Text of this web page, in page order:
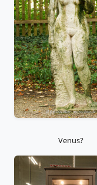
Venus?